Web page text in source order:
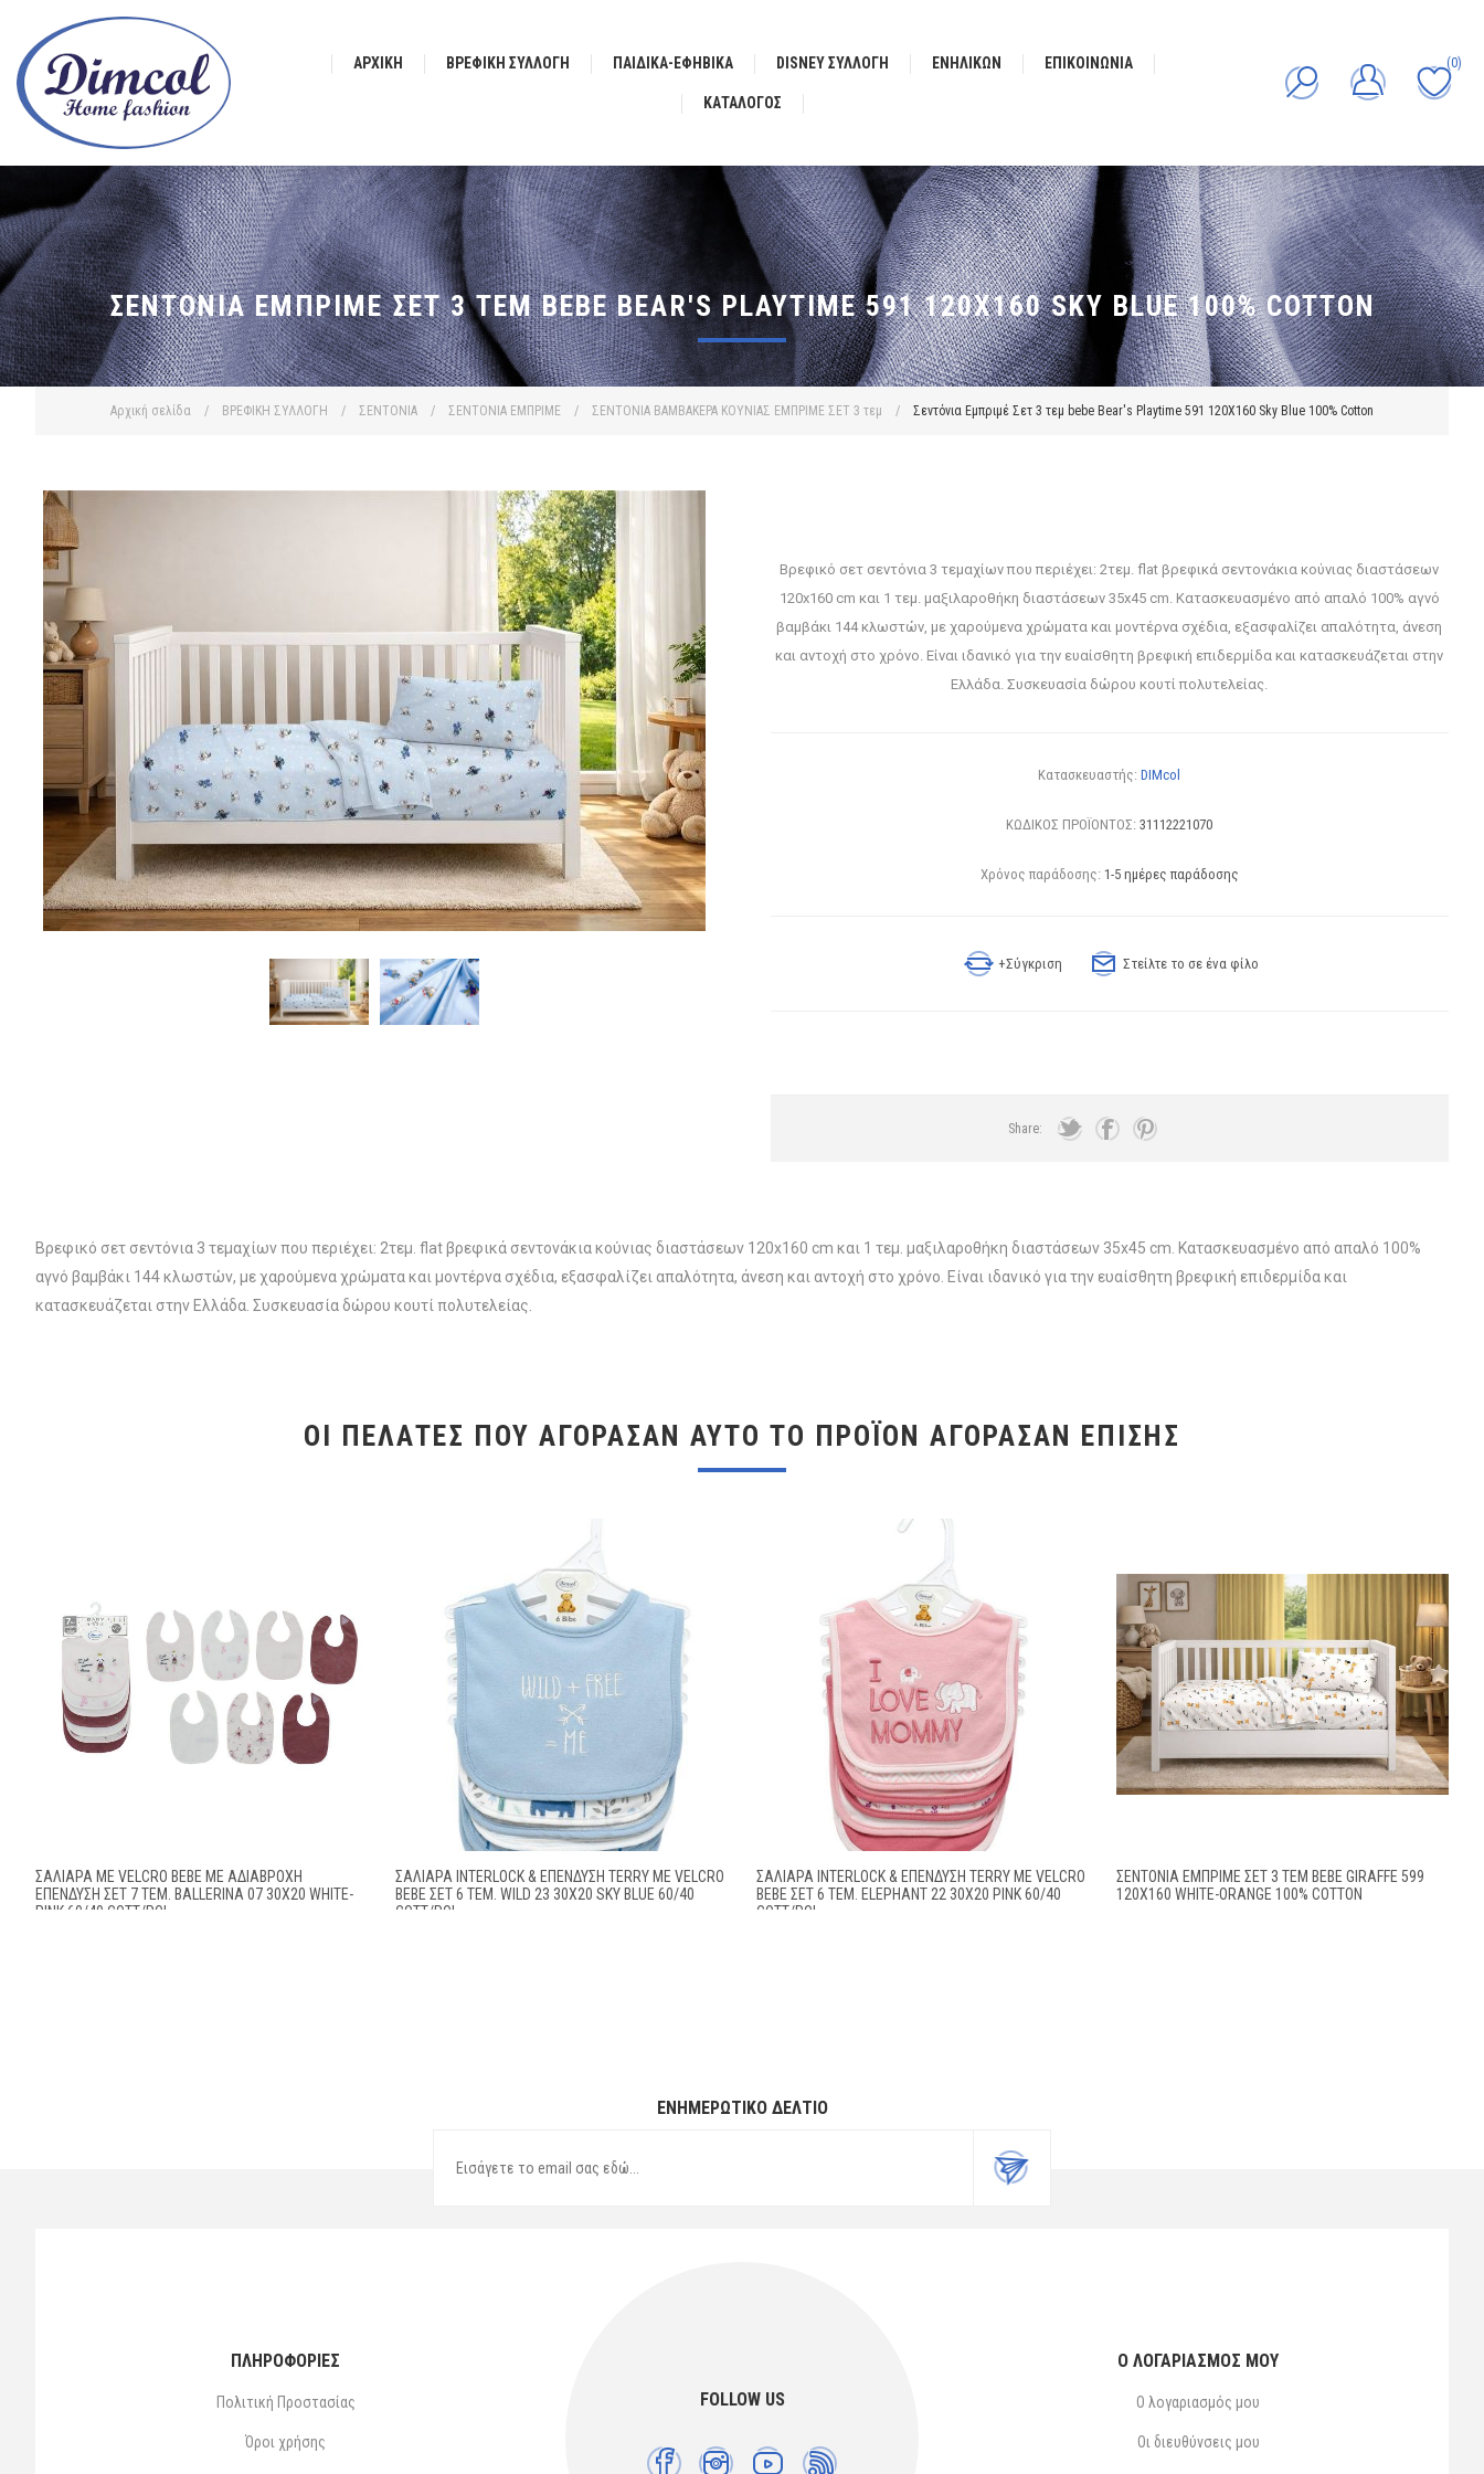
ΑΡΧΙΚΉ ΒΡΕΦΙΚΗ ΣΥΛΛΟΓΗ ΠΑΙΔΙΚΑ-ΕΦΗΒΙΚΑ DISNEY ΣΥΛΛΟΓΗ ΕΝΗΛΙΚΩΝ ΕΠΙΚΟΙΝΩΝΊΑ
ΚΑΤΆΛΟΓΟΣ
(0)
Αρχική σελίδα / ΒΡΕΦΙΚΗ ΣΥΛΛΟΓΗ / ΣΕΝΤΟΝΙΑ / ΣΕΝΤΟΝΙΑ ΕΜΠΡΙΜΕ / ΣΕΝΤΟΝΙΑ ΒΑΜΒΑΚΕΡΑ ΚΟΥΝΙΑΣ ΕΜΠΡΙΜΕ ΣΕΤ 3 τεμ / Σεντόνια Εμπριμέ Σετ 3 τεμ bebe Bear's Playtime 591 120X160 Sky Blue 100% Cotton
ΣΕΝΤΌΝΙΑ ΕΜΠΡΙΜΈ ΣΕΤ 3 ΤΕΜ BEBE BEAR'S PLAYTIME 591 120X160 SKY BLUE 100% COTTON
Βρεφικό σετ σεντόνια 3 τεμαχίων που περιέχει: 2τεμ. flat βρεφικά σεντονάκια κούνιας διαστάσεων
120x160 cm και 1 τεμ. μαξιλαροθήκη διαστάσεων 35x45 cm. Κατασκευασμένο από απαλό 100% αγνό
βαμβάκι 144 κλωστών, με χαρούμενα χρώματα και μοντέρνα σχέδια, εξασφαλίζει απαλότητα, άνεση
και αντοχή στο χρόνο. Είναι ιδανικό για την ευαίσθητη βρεφική επιδερμίδα και κατασκευάζεται στην
Ελλάδα. Συσκευασία δώρου κουτί πολυτελείας.
Κατασκευαστής: DIMcol
ΚΩΔΙΚΟΣ ΠΡΟΪΟΝΤΟΣ: 31112221070
Χρόνος παράδοσης: 1-5 ημέρες παράδοσης
+Σύγκριση Στείλτε το σε ένα φίλο
Share:
Βρεφικό σετ σεντόνια 3 τεμαχίων που περιέχει: 2τεμ. flat βρεφικά σεντονάκια κούνιας διαστάσεων 120x160 cm και 1 τεμ. μαξιλαροθήκη διαστάσεων 35x45 cm. Κατασκευασμένο από απαλό 100%
αγνό βαμβάκι 144 κλωστών, με χαρούμενα χρώματα και μοντέρνα σχέδια, εξασφαλίζει απαλότητα, άνεση και αντοχή στο χρόνο. Είναι ιδανικό για την ευαίσθητη βρεφική επιδερμίδα και
κατασκευάζεται στην Ελλάδα. Συσκευασία δώρου κουτί πολυτελείας.
ΟΙ ΠΕΛΆΤΕΣ ΠΟΥ ΑΓΌΡΑΣΑΝ ΑΥΤΌ ΤΟ ΠΡΟΪΌΝ ΑΓΌΡΑΣΑΝ ΕΠΊΣΗΣ
ΣΑΛΙΆΡΑ ΜΕ VELCRO BEBE ΜΕ ΑΔΙΆΒΡΟΧΗ
ΕΠΈΝΔΥΣΗ ΣΕΤ 7 ΤΕΜ. BALLERINA 07 30X20 WHITE-
PINK 60/40 COTT/POL
ΣΑΛΙΆΡΑ INTERLOCK & ΕΠΈΝΔΥΣΗ TERRY ΜΕ VELCRO
BEBE ΣΕΤ 6 ΤΕΜ. WILD 23 30X20 SKY BLUE 60/40
COTT/POL
ΣΑΛΙΆΡΑ INTERLOCK & ΕΠΈΝΔΥΣΗ TERRY ΜΕ VELCRO
BEBE ΣΕΤ 6 ΤΕΜ. ELEPHANT 22 30X20 PINK 60/40
COTT/POL
ΣΕΝΤΌΝΙΑ ΕΜΠΡΙΜΈ ΣΕΤ 3 ΤΕΜ BEBE GIRAFFE 599
120X160 WHITE-ORANGE 100% COTTON
ΕΝΗΜΕΡΩΤΙΚΌ ΔΕΛΤΊΟ
FOLLOW US
ΠΛΗΡΟΦΟΡΙΕΣ
Πολιτική Προστασίας
Όροι χρήσης
Ο ΛΟΓΑΡΙΑΣΜΌΣ ΜΟΥ
Ο λογαριασμός μου
Οι διευθύνσεις μου